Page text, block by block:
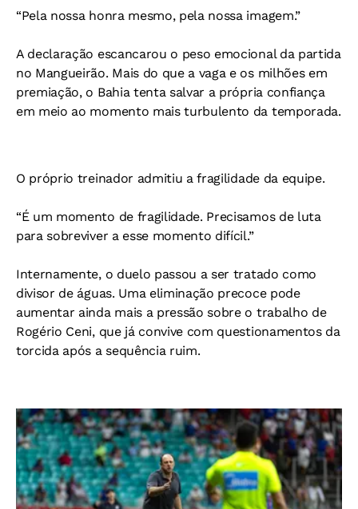
“Pela nossa honra mesmo, pela nossa imagem.”
A declaração escancarou o peso emocional da partida
no Mangueirão. Mais do que a vaga e os milhões em
premiação, o Bahia tenta salvar a própria confiança
em meio ao momento mais turbulento da temporada.
O próprio treinador admitiu a fragilidade da equipe.
“É um momento de fragilidade. Precisamos de luta
para sobreviver a esse momento difícil.”
Internamente, o duelo passou a ser tratado como
divisor de águas. Uma eliminação precoce pode
aumentar ainda mais a pressão sobre o trabalho de
Rogério Ceni, que já convive com questionamentos da
torcida após a sequência ruim.